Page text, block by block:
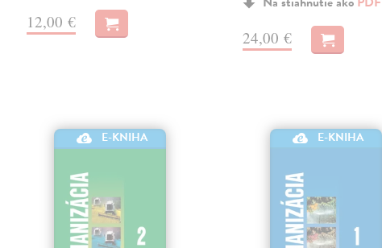
12,00 €
24,00 €
E-KNIHA E-KNIHA